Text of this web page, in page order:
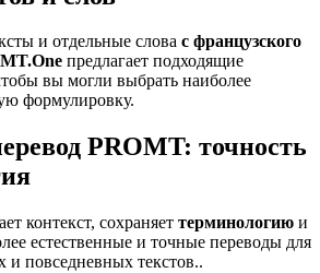
и отдельные слова с французского
предлагает подходящие
вы могли выбрать наиболее
формулировку.
PROMT: точность
контекст, сохраняет терминологию и
естественные и точные переводы для
и повседневных текстов..